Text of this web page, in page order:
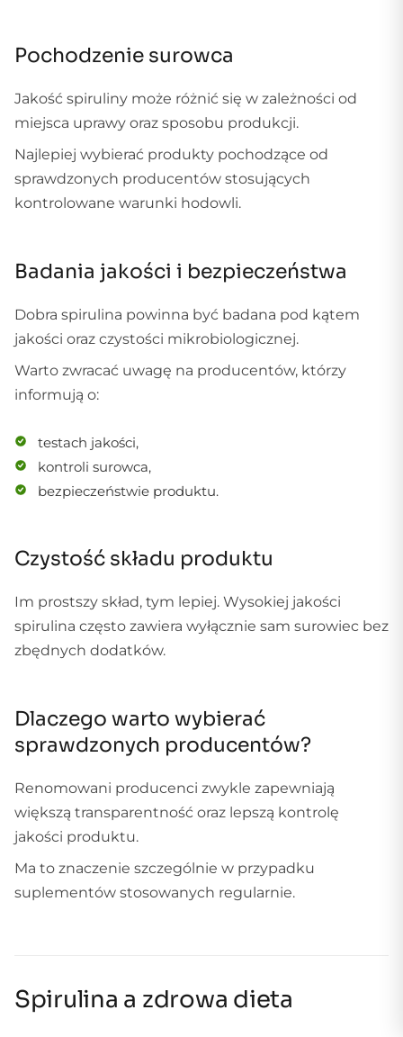
Pochodzenie surowca
Jakość spiruliny może różnić się w zależności od
miejsca uprawy oraz sposobu produkcji.
Najlepiej wybierać produkty pochodzące od
sprawdzonych producentów stosujących
kontrolowane warunki hodowli.
Badania jakości i bezpieczeństwa
Dobra spirulina powinna być badana pod kątem
jakości oraz czystości mikrobiologicznej.
Warto zwracać uwagę na producentów, którzy
informują o:
testach jakości,
kontroli surowca,
bezpieczeństwie produktu.
Czystość składu produktu
Im prostszy skład, tym lepiej. Wysokiej jakości
spirulina często zawiera wyłącznie sam surowiec bez
zbędnych dodatków.
Dlaczego warto wybierać
sprawdzonych producentów?
Renomowani producenci zwykle zapewniają
większą transparentność oraz lepszą kontrolę
jakości produktu.
Ma to znaczenie szczególnie w przypadku
suplementów stosowanych regularnie.
Spirulina a zdrowa dieta